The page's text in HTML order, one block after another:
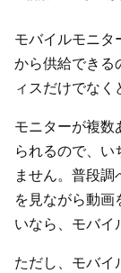
モバイルモニタ
から供給できる
ィスだけでなく
モニターが複数
られるので、い
ません。普段調
を見ながら動画
いなら、モバイ
ただし、モバイ